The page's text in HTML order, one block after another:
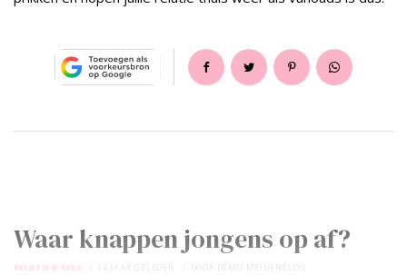
Waar knappen jongens op af?
RELATIE & SEKS